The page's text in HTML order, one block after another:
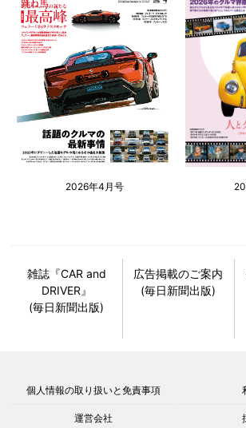
2026年4月号
雑誌『CAR and
DRIVER』
(毎日新聞出版)
広告掲載のご案内
(毎日新聞出版)
個人情報の取り扱いと免責事項
運営会社